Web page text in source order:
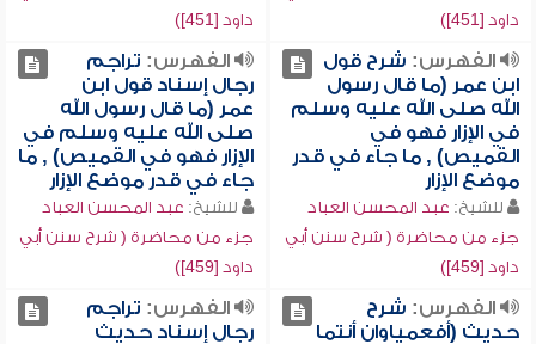
داود [451])
داود [451])
الفهرس: شرح قول
ابن عمر (ما قال رسول
الله صلى الله عليه وسلم
في الإزار فهو في
القميص) , ما جاء في قدر
موضع الإزار
للشيخ: عبد المحسن العباد
جزء من محاضرة ( شرح سنن أبي
داود [459])
الفهرس: تراجم
رجال إسناد قول ابن
عمر (ما قال رسول الله
صلى الله عليه وسلم في
الإزار فهو في القميص) , ما
جاء في قدر موضع الإزار
للشيخ: عبد المحسن العباد
جزء من محاضرة ( شرح سنن أبي
داود [459])
الفهرس: شرح
حديث (أفعمياوان أنتما
الفهرس: تراجم
رجال إسناد حديث